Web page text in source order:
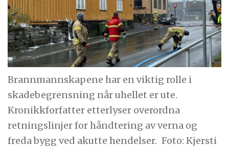
Brannmannskapene har en viktig rolle i
skadebegrensning når uhellet er ute.
Kronikkforfatter etterlyser overordna
retningslinjer for håndtering av verna og
freda bygg ved akutte hendelser. Foto: Kjersti